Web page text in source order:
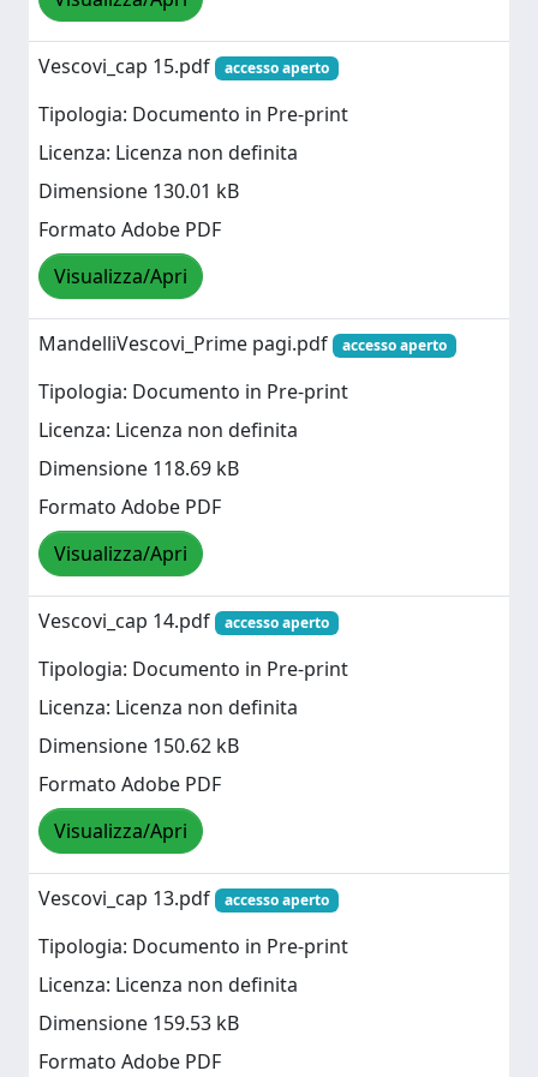
Vescovi_cap 15.pdf accesso aperto
Tipologia: Documento in Pre-print
Licenza: Licenza non definita
Dimensione 130.01 kB
Formato Adobe PDF
Visualizza/Apri
MandelliVescovi_Prime pagi.pdf accesso aperto
Tipologia: Documento in Pre-print
Licenza: Licenza non definita
Dimensione 118.69 kB
Formato Adobe PDF
Visualizza/Apri
Vescovi_cap 14.pdf accesso aperto
Tipologia: Documento in Pre-print
Licenza: Licenza non definita
Dimensione 150.62 kB
Formato Adobe PDF
Visualizza/Apri
Vescovi_cap 13.pdf accesso aperto
Tipologia: Documento in Pre-print
Licenza: Licenza non definita
Dimensione 159.53 kB
Formato Adobe PDF